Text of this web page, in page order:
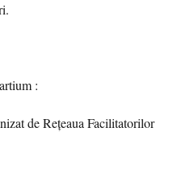
:
de Reţeaua Facilitatorilor